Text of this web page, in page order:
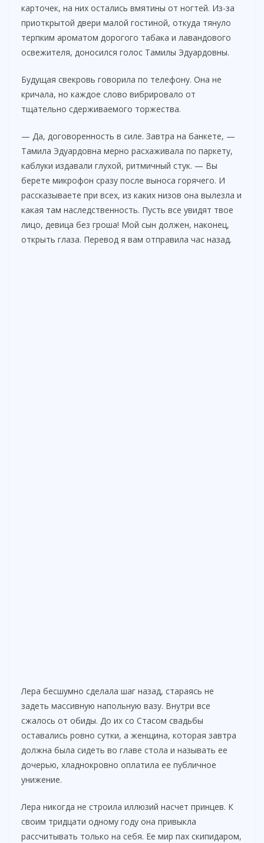
карточек, на них остались вмятины от ногтей. Из-за
приоткрытой двери малой гостиной, откуда тянуло
терпким ароматом дорогого табака и лавандового
освежителя, доносился голос Тамилы Эдуардовны.
Будущая свекровь говорила по телефону. Она не
кричала, но каждое слово вибрировало от
тщательно сдерживаемого торжества.
— Да, договоренность в силе. Завтра на банкете, —
Тамила Эдуардовна мерно расхаживала по паркету,
каблуки издавали глухой, ритмичный стук. — Вы
берете микрофон сразу после выноса горячего. И
рассказываете при всех, из каких низов она вылезла и
какая там наследственность. Пусть все увидят твое
лицо, девица без гроша! Мой сын должен, наконец,
открыть глаза. Перевод я вам отправила час назад.
Лера бесшумно сделала шаг назад, стараясь не
задеть массивную напольную вазу. Внутри все
сжалось от обиды. До их со Стасом свадьбы
оставались ровно сутки, а женщина, которая завтра
должна была сидеть во главе стола и называть ее
дочерью, хладнокровно оплатила ее публичное
унижение.
Лера никогда не строила иллюзий насчет принцев. К
своим тридцати одному году она привыкла
рассчитывать только на себя. Ее мир пах скипидаром,